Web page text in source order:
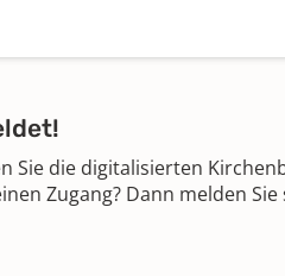
Sie die digitalisierten
Zugang? Dann melden